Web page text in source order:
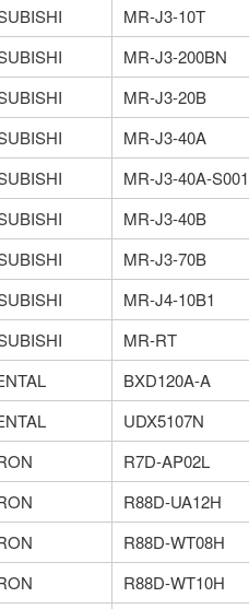
MR-J3-10T
MR-J3-200BN
MR-J3-20B
MR-J3-40A
MR-J3-40A-S001
MR-J3-40B
MR-J3-70B
MR-J4-10B1
MR-RT
BXD120A-A
UDX5107N
R7D-AP02L
R88D-UA12H
R88D-WT08H
R88D-WT10H